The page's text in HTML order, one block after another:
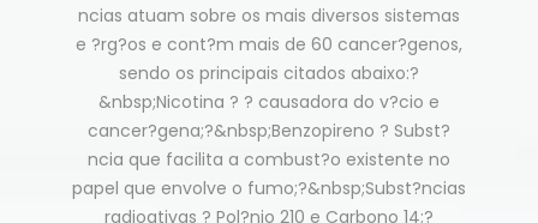
ncias atuam sobre os mais diversos sistemas
e ?rg?os e cont?m mais de 60 cancer?genos,
sendo os principais citados abaixo:?
&nbsp;Nicotina ? ? causadora do v?cio e
cancer?gena;?&nbsp;Benzopireno ? Subst?
ncia que facilita a combust?o existente no
papel que envolve o fumo;?&nbsp;Subst?ncias
radioativas ? Pol?nio 210 e Carbono 14;?